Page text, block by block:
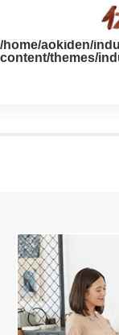
: Use of
throw an Error in a
/home/aokiden/
content/themes/